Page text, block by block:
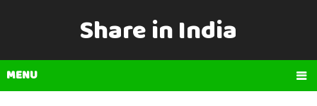
Share in India
MENU